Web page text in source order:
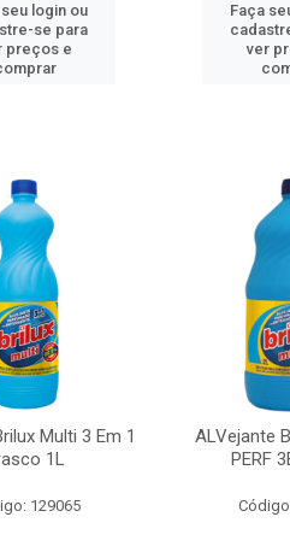
login ou
se para
preços e
Faça
ver
Multi 3 Em 1
1L
129065
ALVejante
PERF